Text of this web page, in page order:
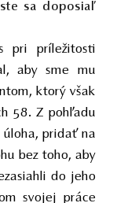
sa doposiaľ
pri príležitosti
aby sme mu
ktorý však
58. Z pohľadu
pridať na
bez toho, aby
do jeho
svojej práce